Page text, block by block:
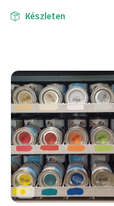
was:
is: Készleten